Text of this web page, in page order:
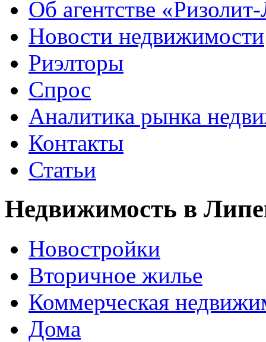
Об агентстве
Новости недвижимости
Риэлторы
Спрос
Аналитика рынка
Контакты
Статьи
Недвижимость в
Новостройки
Вторичное жилье
Коммерческая
Дома